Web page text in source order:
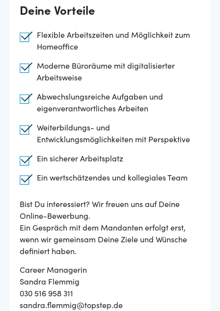
Deine Vorteile
Flexible Arbeitszeiten und Möglichkeit zum
Homeoffice
Moderne Büroräume mit digitalisierter
Arbeitsweise
Abwechslungsreiche Aufgaben und
eigenverantwortliches Arbeiten
Weiterbildungs- und
Entwicklungsmöglichkeiten mit Perspektive
Ein sicherer Arbeitsplatz
Ein wertschätzendes und kollegiales Team
Bist Du interessiert? Wir freuen uns auf Deine
Online-Bewerbung.
Ein Gespräch mit dem Mandanten erfolgt erst,
wenn wir gemeinsam Deine Ziele und Wünsche
definiert haben.
Career Managerin
Sandra Flemmig
030 516 958 311
sandra.flemmig@topstep.de